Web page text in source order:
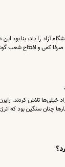
آزاد را داد، بنا بود
صرفا کمی و افتتاح شعب
خیلی‌ها تلاش کردند.
چنان سنگین بود که